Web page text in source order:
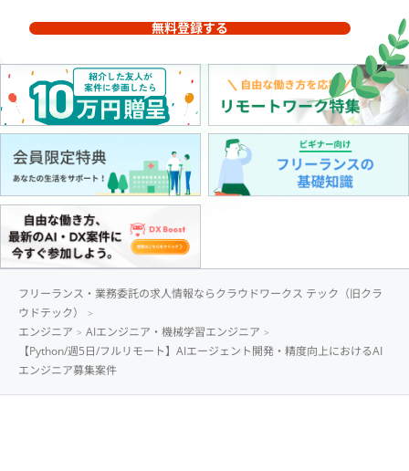
無料登録する
フリーランス・業務委託の求人情報ならクラウドワークス テック（旧クラ
ウドテック）
エンジニア
AIエンジニア・機械学習エンジニア
【Python/週5日/フルリモート】AIエージェント開発・精度向上におけるAI
エンジニア募集案件